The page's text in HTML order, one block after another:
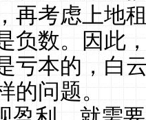
再考虑上地
负数。因此
亏本的，白
的问题。